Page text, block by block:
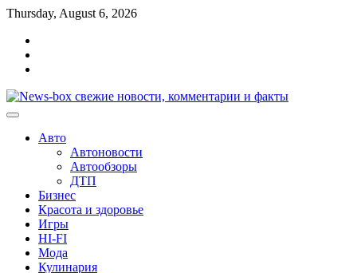
Перейти
содержимому
Thursday, August 6, 2026
Авто
Автоновости
Автообзоры
ДТП
Бизнес
Красота и здоровье
Игры
HI-FI
Мода
Кулинария